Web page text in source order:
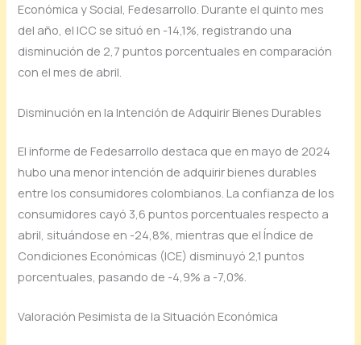
Económica y Social, Fedesarrollo. Durante el quinto mes
del año, el ICC se situó en -14,1%, registrando una
disminución de 2,7 puntos porcentuales en comparación
con el mes de abril.
Disminución en la Intención de Adquirir Bienes Durables
El informe de Fedesarrollo destaca que en mayo de 2024
hubo una menor intención de adquirir bienes durables
entre los consumidores colombianos. La confianza de los
consumidores cayó 3,6 puntos porcentuales respecto a
abril, situándose en -24,8%, mientras que el Índice de
Condiciones Económicas (ICE) disminuyó 2,1 puntos
porcentuales, pasando de -4,9% a -7,0%.
Valoración Pesimista de la Situación Económica